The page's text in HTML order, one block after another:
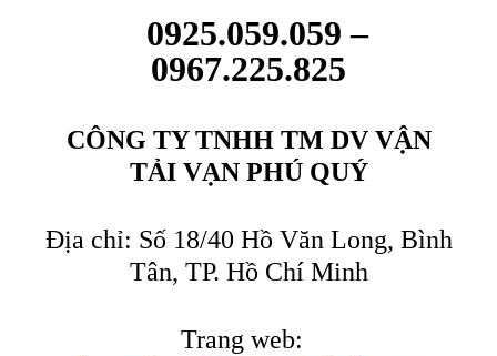
0925.059.059 –
0967.225.825
CÔNG TY TNHH TM DV VẬN
TẢI VẠN PHÚ QUÝ
Địa chỉ: Số 18/40 Hồ Văn Long, Bình
Tân, TP. Hồ Chí Minh
Trang web: